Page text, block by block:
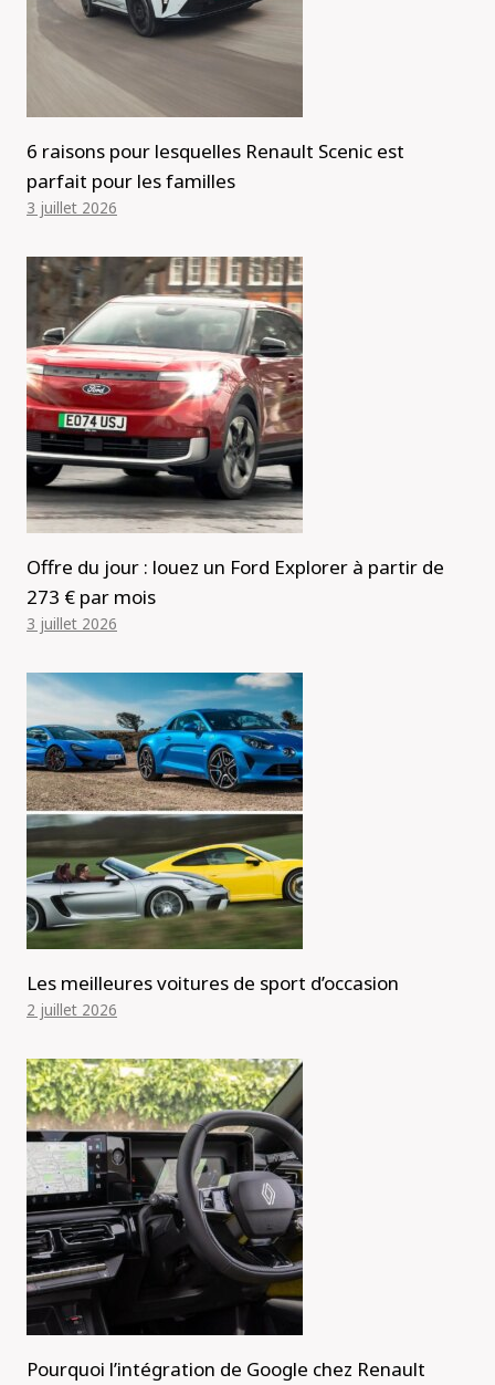
6 raisons pour lesquelles Renault Scenic est
parfait pour les familles
3 juillet 2026
Offre du jour : louez un Ford Explorer à partir de
273 € par mois
3 juillet 2026
Les meilleures voitures de sport d’occasion
2 juillet 2026
Pourquoi l’intégration de Google chez Renault